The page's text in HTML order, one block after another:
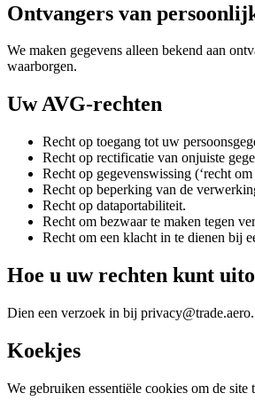
Ontvangers van
We maken gegevens alleen bekend aan
waarborgen.
Uw AVG-rechten
Recht op toegang tot uw
Recht op rectificatie van onjuiste
Recht op gegevenswissing (‘recht
Recht op beperking van de
Recht op dataportabiliteit.
Recht om bezwaar te maken tegen
Recht om een ​​klacht in te dienen bij
Hoe u uw rechten kunt
Dien een verzoek in bij
Koekjes
We gebruiken essentiële cookies om de